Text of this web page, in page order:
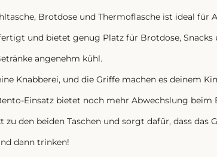
Brotdose und Thermoflasche ist ideal
und bietet genug Platz für Brotdose, Snacks
angenehm kühl.
Knabberei, und die Griffe machen es deinem
Einsatz bietet noch mehr Abwechslung
den beiden Taschen und sorgt dafür, dass das
dann trinken!